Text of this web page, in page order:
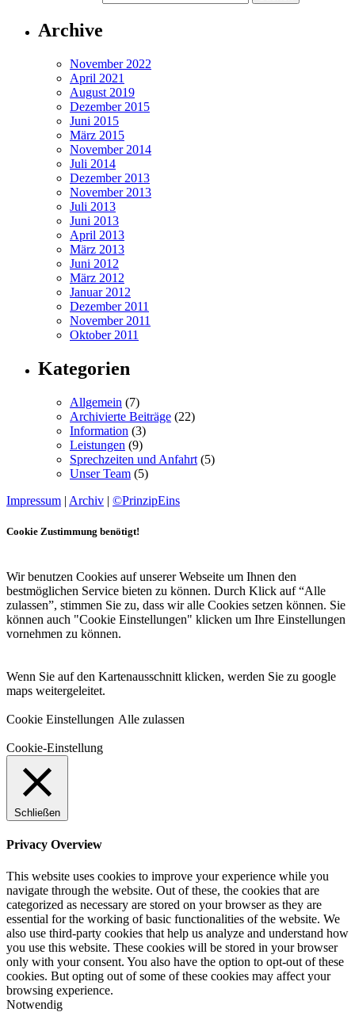
Archive
November 2022
April 2021
August 2019
Dezember 2015
Juni 2015
März 2015
November 2014
Juli 2014
Dezember 2013
November 2013
Juli 2013
Juni 2013
April 2013
März 2013
Juni 2012
März 2012
Januar 2012
Dezember 2011
November 2011
Oktober 2011
Kategorien
Allgemein (7)
Archivierte Beiträge (22)
Information (3)
Leistungen (9)
Sprechzeiten und Anfahrt (5)
Unser Team (5)
Impressum | Archiv | ©PrinzipEins
Cookie Zustimmung benötigt!
Wir benutzen Cookies auf unserer Webseite um Ihnen den
bestmöglichen Service bieten zu können. Durch Klick auf “Alle
zulassen”, stimmen Sie zu, dass wir alle Cookies setzen können. Sie
können auch "Cookie Einstellungen" klicken um Ihre Einstellungen
vornehmen zu können.
Wenn Sie auf den Kartenausschnitt klicken, werden Sie zu google
maps weitergeleitet.
Cookie Einstellungen Alle zulassen
Cookie-Einstellung
Schließen
Privacy Overview
This website uses cookies to improve your experience while you
navigate through the website. Out of these, the cookies that are
categorized as necessary are stored on your browser as they are
essential for the working of basic functionalities of the website. We
also use third-party cookies that help us analyze and understand how
you use this website. These cookies will be stored in your browser
only with your consent. You also have the option to opt-out of these
cookies. But opting out of some of these cookies may affect your
browsing experience.
Notwendig